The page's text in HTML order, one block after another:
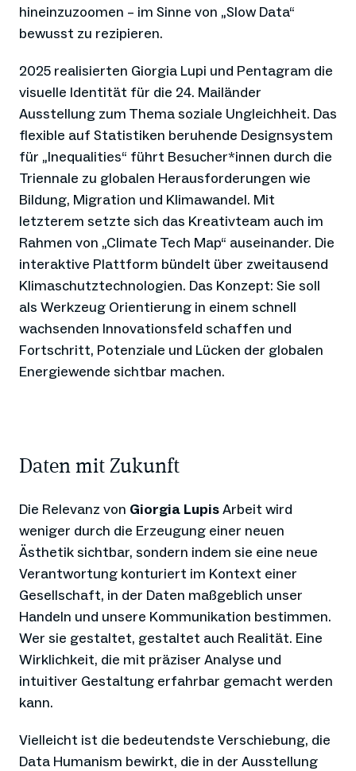
hineinzuzoomen – im Sinne von „Slow Data“
bewusst zu rezipieren.
2025 realisierten Giorgia Lupi und Pentagram die
visuelle Identität für die 24. Mailänder
Ausstellung zum Thema soziale Ungleichheit. Das
flexible auf Statistiken beruhende Designsystem
für „Inequalities“ führt Besucher*innen durch die
Triennale zu globalen Herausforderungen wie
Bildung, Migration und Klimawandel. Mit
letzterem setzte sich das Kreativteam auch im
Rahmen von „Climate Tech Map“ auseinander. Die
interaktive Plattform bündelt über zweitausend
Klimaschutztechnologien. Das Konzept: Sie soll
als Werkzeug Orientierung in einem schnell
wachsenden Innovationsfeld schaffen und
Fortschritt, Potenziale und Lücken der globalen
Energiewende sichtbar machen.
Daten mit Zukunft
Die Relevanz von Giorgia LupisArbeit wird
weniger durch die Erzeugung einer neuen
Ästhetik sichtbar, sondern indem sie eine neue
Verantwortung konturiert im Kontext einer
Gesellschaft, in der Daten maßgeblich unser
Handeln und unsere Kommunikation bestimmen.
Wer sie gestaltet, gestaltet auch Realität. Eine
Wirklichkeit, die mit präziser Analyse und
intuitiver Gestaltung erfahrbar gemacht werden
kann.
Vielleicht ist die bedeutendste Verschiebung, die
Data Humanism bewirkt, die in der Ausstellung